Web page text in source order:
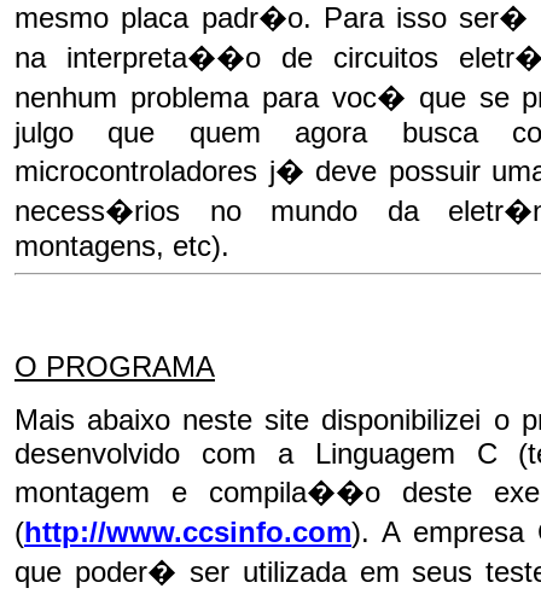
mesmo placa padr�o. Para isso ser�
na interpreta��o de circuitos
nenhum problema para voc� que se
julgo que quem agora busca
microcontroladores j� deve possuir
necess�rios no mundo da
montagens, etc).
O PROGRAMA
Mais abaixo neste site disponibilizei o
desenvolvido com a Linguagem C
montagem e compila��o deste
(http://www.ccsinfo.com). A empresa
que poder� ser utilizada em seus